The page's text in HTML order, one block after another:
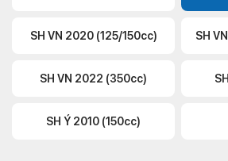
SH VN 2020 (125/150cc) SH
SH VN 2022 (350cc)
SH Ý 2010 (150cc)